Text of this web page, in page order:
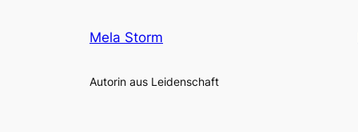
Mela Storm
Autorin aus Leidenschaft